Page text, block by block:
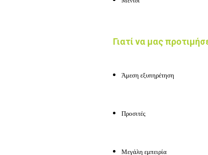
Γιατί να μας
Άμεση εξυπηρέτηση
Προσιτές
Μεγάλη εμπειρία